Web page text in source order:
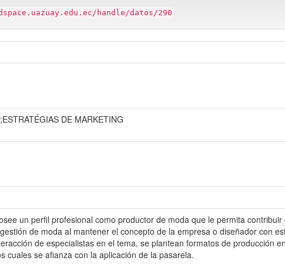
handle/datos/290
DE MARKETING
un perfil profesional como productor de moda que le permita
de moda al mantener el concepto de la empresa o diseñador con
de especialistas en el tema, se plantean formatos de producción
cuales se afianza con la aplicación de la pasarela.